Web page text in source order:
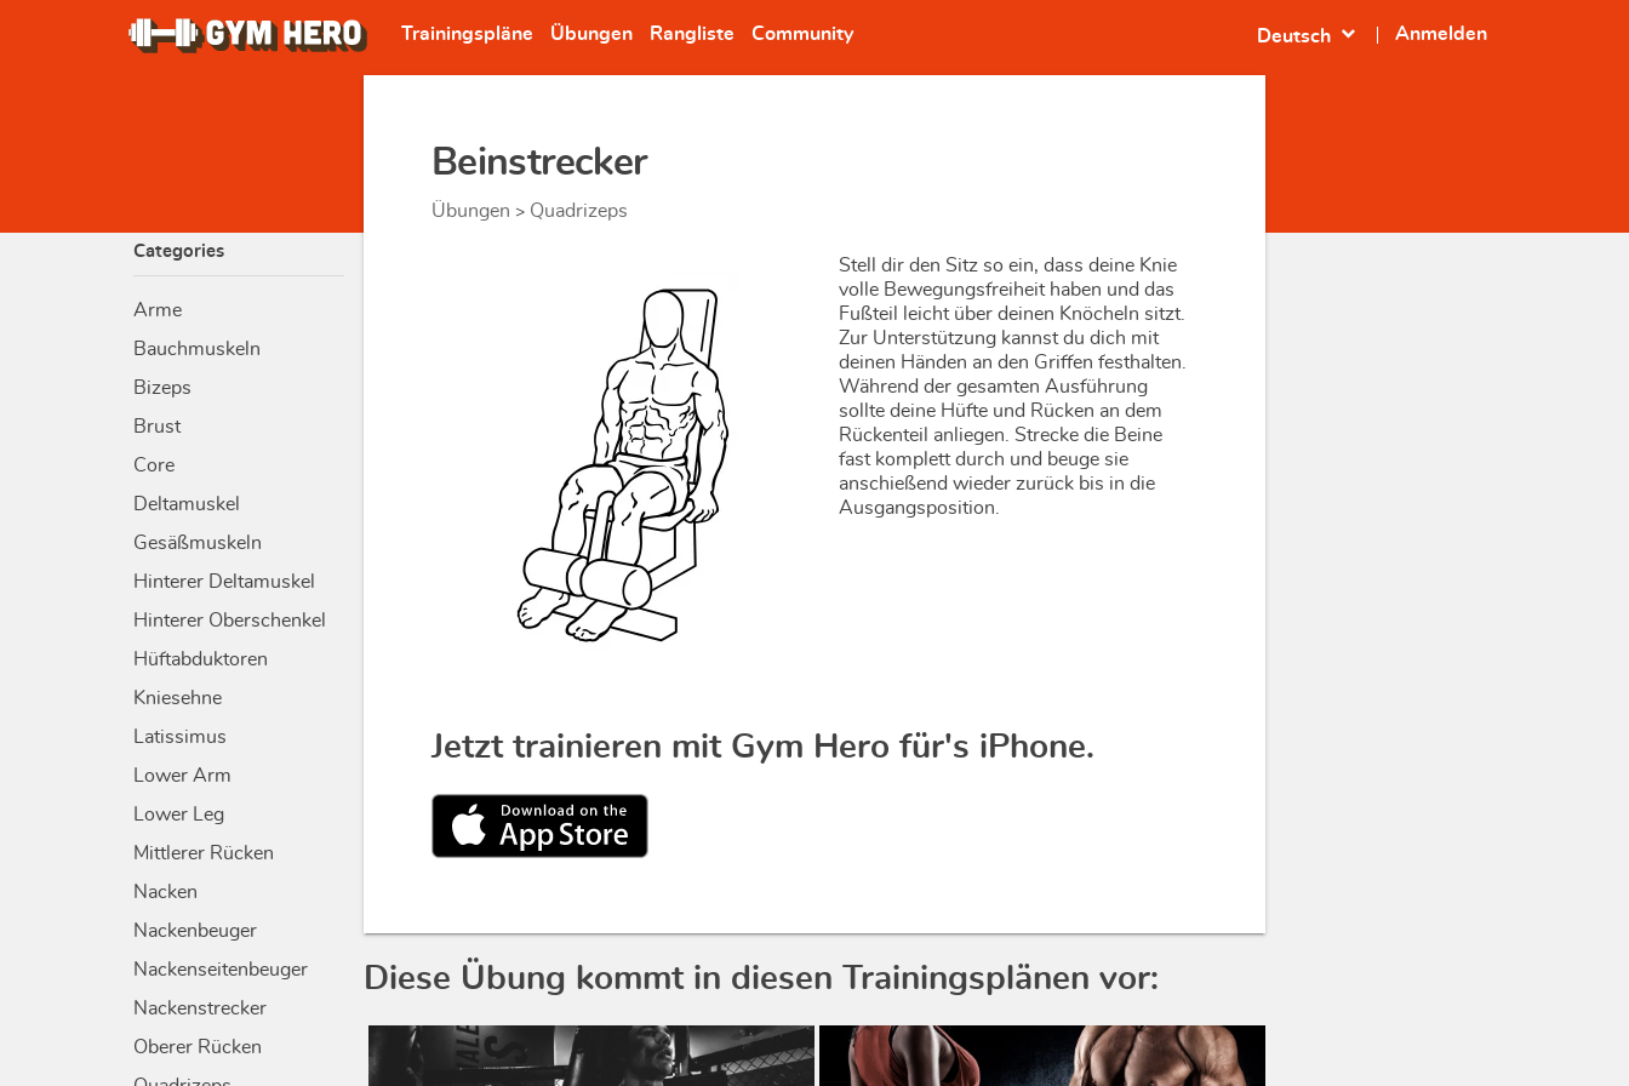
Trainingspläne Übungen Rangliste Community Anmelden
Deutsch expand_more
Categories
Arme
Bauchmuskeln
Bizeps
Brust
Core
Deltamuskel
Gesäßmuskeln
Hinterer Deltamuskel
Hinterer Oberschenkel
Hüftabduktoren
Kniesehne
Latissimus
Lower Arm
Lower Leg
Mittlerer Rücken
Nacken
Nackenbeuger
Nackenseitenbeuger
Nackenstrecker
Oberer Rücken
Beinstrecker
Übungen > Quadrizeps
Stell dir den Sitz so ein, dass deine Knie
volle Bewegungsfreiheit haben und das
Fußteil leicht über deinen Knöcheln sitzt.
Zur Unterstützung kannst du dich mit
deinen Händen an den Griffen festhalten.
Während der gesamten Ausführung
sollte deine Hüfte und Rücken an dem
Rückenteil anliegen. Strecke die Beine
fast komplett durch und beuge sie
anschießend wieder zurück bis in die
Ausgangsposition.
Jetzt trainieren mit Gym Hero für's iPhone.
Diese Übung kommt in diesen Trainingsplänen vor: